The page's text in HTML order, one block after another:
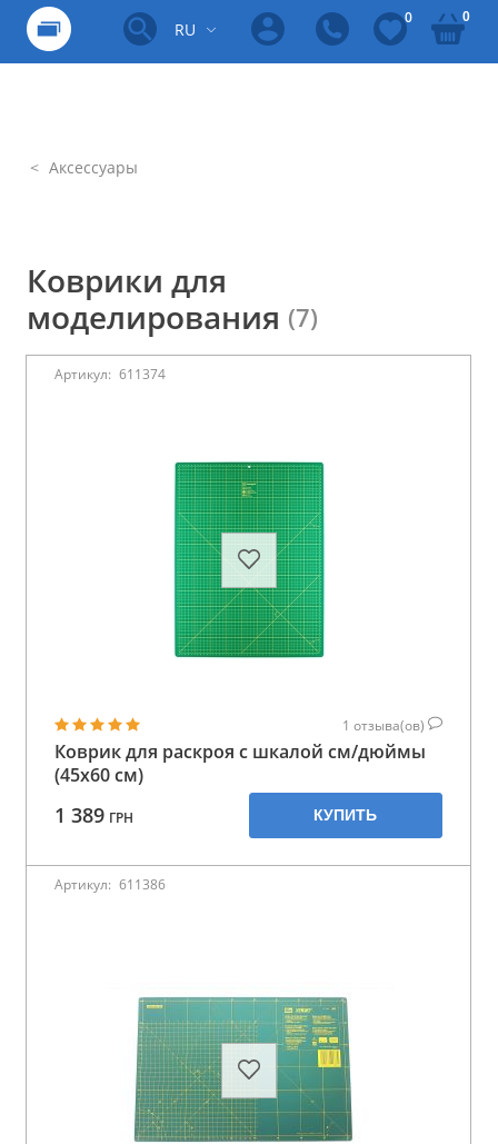
RU
0 0
Аксессуары
Коврики для
моделирования (7)
Артикул: 611374
1 отзыва(ов)
Коврик для раскроя с шкалой см/дюймы
(45x60 см)
1 389 ГРН КУПИТЬ
Артикул: 611386